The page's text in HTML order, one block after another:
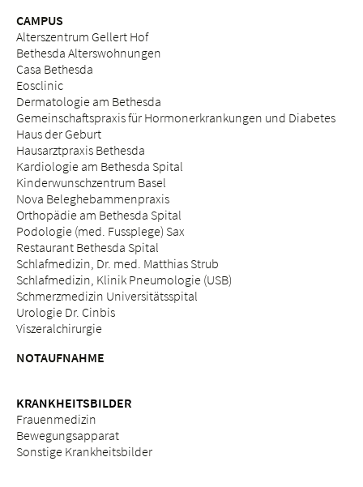
CAMPUS
Alterszentrum Gellert Hof
Bethesda Alterswohnungen
Casa Bethesda
Eosclinic
Dermatologie am Bethesda
Gemeinschaftspraxis für Hormonerkrankungen und Diabetes
Haus der Geburt
Hausarztpraxis Bethesda
Kardiologie am Bethesda Spital
Kinderwunschzentrum Basel
Nova Beleghebammenpraxis
Orthopädie am Bethesda Spital
Podologie (med. Fussplege) Sax
Restaurant Bethesda Spital
Schlafmedizin, Dr. med. Matthias Strub
Schlafmedizin, Klinik Pneumologie (USB)
Schmerzmedizin Universitätsspital
Urologie Dr. Cinbis
Viszeralchirurgie
NOTAUFNAHME
KRANKHEITSBILDER
Frauenmedizin
Bewegungsapparat
Sonstige Krankheitsbilder